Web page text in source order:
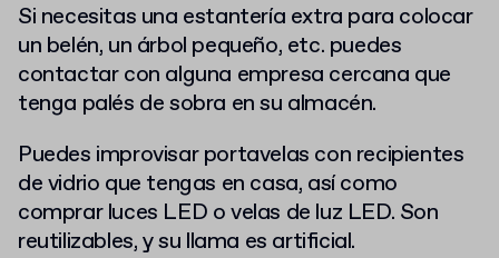
Si necesitas una estantería extra para colocar
un belén, un árbol pequeño, etc. puedes
contactar con alguna empresa cercana que
tenga palés de sobra en su almacén.
Puedes improvisar portavelas con recipientes
de vidrio que tengas en casa, así como
comprar luces LED o velas de luz LED. Son
reutilizables, y su llama es artificial.